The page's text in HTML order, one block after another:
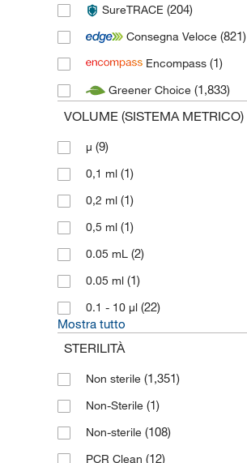
Eppendorf(212)
Fisherbrand(228)
Gilson(150)
Globe Scientific(71)
Greiner Bio One(85)
Hamilton
Hirschmann
IKA(15)
Interscience
Invitrogen(1)
Karl Hecht
Kartell(59)
Labcon(370)
Mbp Molecular Bio Products
Merck(11)
Microspec (5)
SureTRACE (204)
Consegna Veloce (821)
Encompass (1)
Greener Choice (1,833)
VOLUME (SISTEMA METRICO)
μ (9)
0,1 ml (1)
0,2 ml (1)
0,5 ml (1)
0.05 mL (2)
0.05 ml (1)
0.1 - 10 μl (22)
Mostra tutto
STERILITÀ
Non sterile (1,351)
Non-Sterile (1)
Non-sterile (108)
PCR Clean (12)